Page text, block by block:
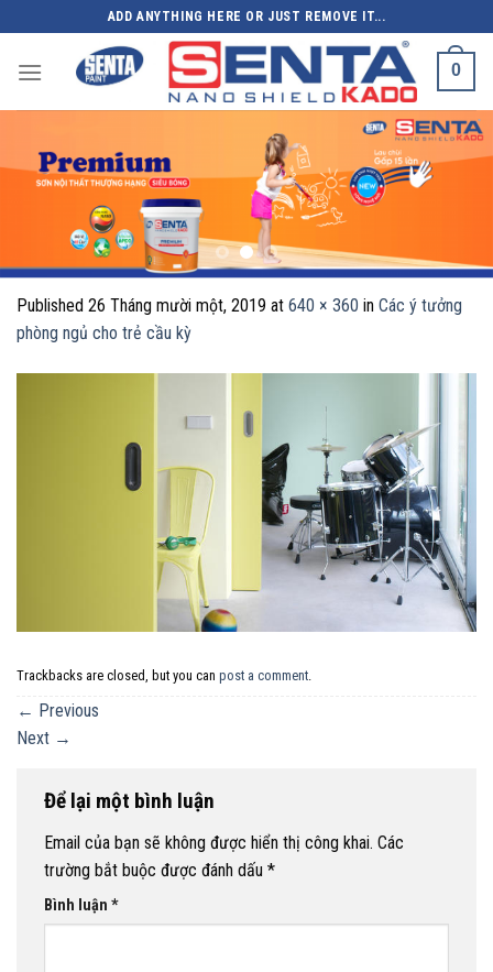
to
content
ADD ANYTHING HERE OR JUST REMOVE IT...
0
Published 26 Tháng mười một, 2019 at 640 × 360 in Các ý tưởng
phòng ngủ cho trẻ cầu kỳ
Trackbacks are closed, but you can post a comment.
← Previous
Next →
Để lại một bình luận
Email của bạn sẽ không được hiển thị công khai. Các
trường bắt buộc được đánh dấu *
Bình luận *